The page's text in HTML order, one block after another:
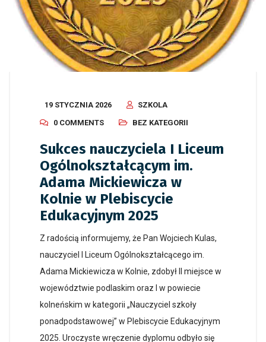
19 STYCZNIA 2026
SZKOLA
0 COMMENTS
BEZ KATEGORII
Sukces nauczyciela I Liceum
Ogólnokształcącym im.
Adama Mickiewicza w
Kolnie w Plebiscycie
Edukacyjnym 2025
Z radością informujemy, że Pan Wojciech Kulas,
nauczyciel I Liceum Ogólnokształcącego im.
Adama Mickiewicza w Kolnie, zdobył II miejsce w
województwie podlaskim oraz I w powiecie
kolneńskim w kategorii „Nauczyciel szkoły
ponadpodstawowej” w Plebiscycie Edukacyjnym
2025. Uroczyste wręczenie dyplomu odbyło się